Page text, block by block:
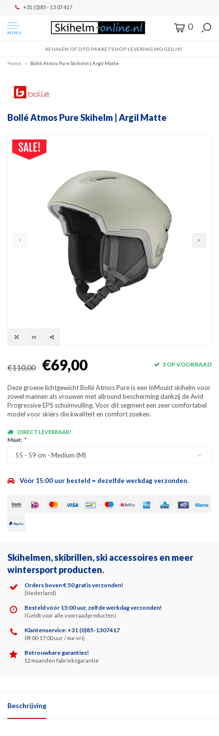
+31 (0)85 - 13 07 417
MENU
0
AFHALEN OF DPD PAKKETSHOP LEVERING MOGELIJK!
Home Bollé Atmos Pure Skihelm | Argil Matte
Bollé Atmos Pure Skihelm | Argil Matte
€110,00 €69,00 3 OP VOORRAAD
Deze groene lichtgewicht Bollé Atmos Pure is een InMould skihelm voor
zowel mannen als vrouwen met allround bescherming dankzij de Avid
Progressive EPS schuimvulling. Voor dit segment een zeer comfortabel
model voor skiërs die kwaliteit en comfort zoeken.
DIRECT LEVERBAAR!
Maat: *
55 - 59 cm - Medium (M)
Vóór 15:00 uur besteld = dezelfde werkdag verzonden.
Skihelmen, skibrillen, ski accessoires en meer
wintersport producten.
Orders boven € 50 gratis verzonden!
(Nederland)
Besteld vóór 15:00 uur, zelfde werkdag verzonden!
(Geldt voor alle voorraadproducten)
Klantenservice: +31 (0)85-1307417
09:00-17:00 uur / ma-vrij
Betrouwbare garanties!
12 maanden fabrieksgarantie
Beschrijving